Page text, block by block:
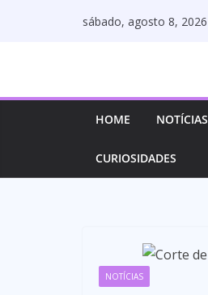
sábado, agosto 8, 2026
HOME NOTÍCIAS
CURIOSIDADES
NOTÍCIAS